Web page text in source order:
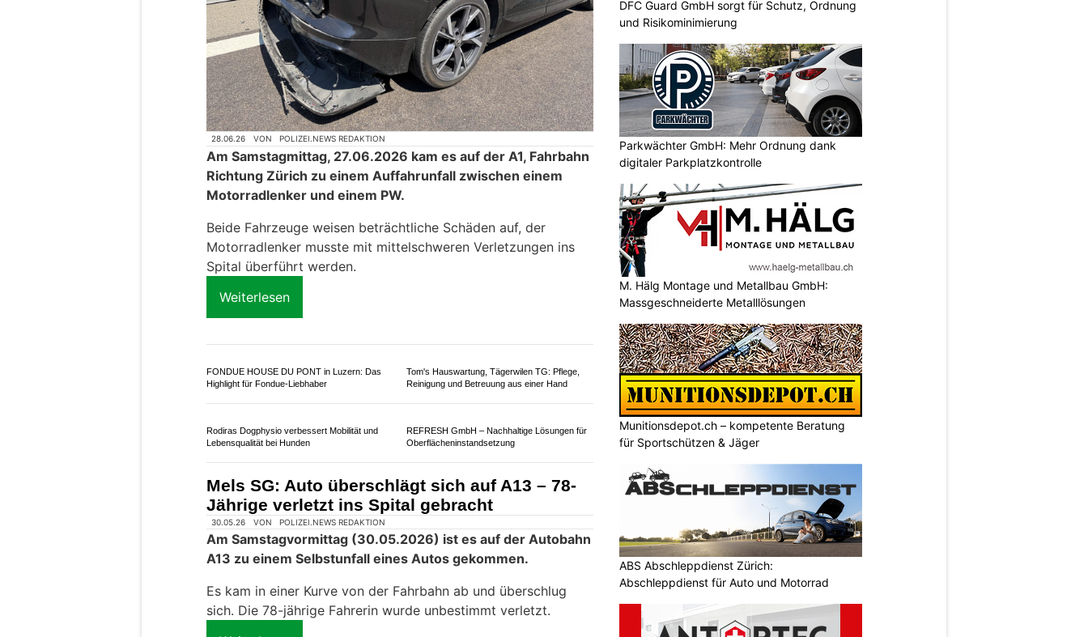
28.06.26 VON POLIZEI.NEWS REDAKTION
Am Samstagmittag, 27.06.2026 kam es auf der A1, Fahrbahn
Richtung Zürich zu einem Auffahrunfall zwischen einem
Motorradlenker und einem PW.
Beide Fahrzeuge weisen beträchtliche Schäden auf, der
Motorradlenker musste mit mittelschweren Verletzungen ins
Spital überführt werden.
Weiterlesen
Highlight für Fondue-Liebhaber
Tom's Hauswartung, Tägerwilen TG: Pflege,
Reinigung und Betreuung aus einer Hand
Rodiras Dogphysio verbessert Mobilität und
Lebensqualität bei Hunden
REFRESH GmbH – Nachhaltige Lösungen für
Mels SG: Auto überschlägt sich auf A13 – 78-
DFC Guard GmbH sorgt für Schutz, Ordnung
und Risikominimierung
Parkwächter GmbH: Mehr Ordnung dank
digitaler Parkplatzkontrolle
M. Hälg Montage und Metallbau GmbH:
Massgeschneiderte Metalllösungen
Munitionsdepot.ch – kompetente Beratung
für Sportschützen & Jäger
ABS Abschleppdienst Zürich:
Abschleppdienst für Auto und Motorrad